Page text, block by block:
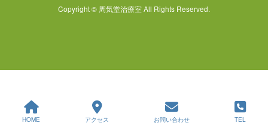
Copyright © 周気堂治療室 All Rights Reserved.
HOME アクセス お問い合わせ TEL